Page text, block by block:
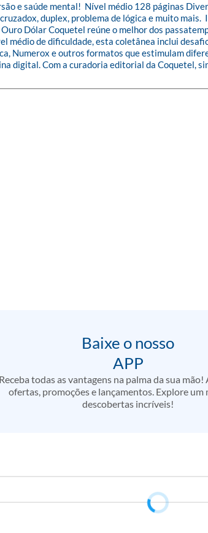
e saúde mental!  Nível médio 128 páginas
duplex, problema de lógica e muito
Dólar Coquetel reúne o melhor dos
médio de dificuldade, esta coletânea inclui
Numerox e outros formatos que estimulam
digital. Com a curadoria editorial da Coquetel,
Baixe o nosso
APP
Receba todas as vantagens na palma da sua mão!
ofertas, promoções e lançamentos. Explore um
descobertas incríveis!